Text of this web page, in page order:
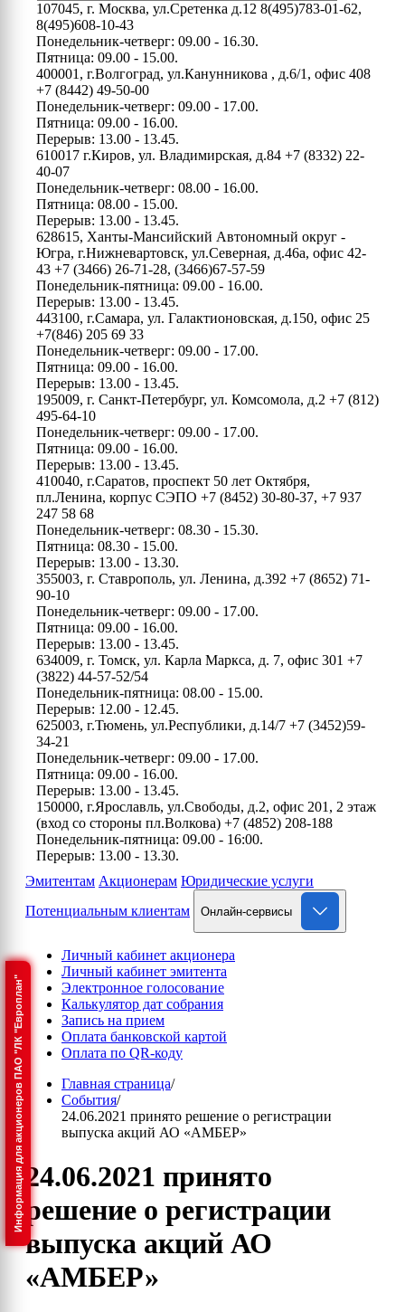
Информация для акционеров ПАО "ЛК "Европлан"
107045, г. Москва, ул.Сретенка д.12 8(495)783-01-62,
8(495)608-10-43
Понедельник-четверг: 09.00 - 16.30.
Пятница: 09.00 - 15.00.
400001, г.Волгоград, ул.Канунникова , д.6/1, офис 408
+7 (8442) 49-50-00
Понедельник-четверг: 09.00 - 17.00.
Пятница: 09.00 - 16.00.
Перерыв: 13.00 - 13.45.
610017 г.Киров, ул. Владимирская, д.84 +7 (8332) 22-
40-07
Понедельник-четверг: 08.00 - 16.00.
Пятница: 08.00 - 15.00.
Перерыв: 13.00 - 13.45.
628615, Ханты-Мансийский Автономный округ -
Югра, г.Нижневартовск, ул.Северная, д.46а, офис 42-
43 +7 (3466) 26-71-28, (3466)67-57-59
Понедельник-пятница: 09.00 - 16.00.
Перерыв: 13.00 - 13.45.
443100, г.Самара, ул. Галактионовская, д.150, офис 25
+7(846) 205 69 33
Понедельник-четверг: 09.00 - 17.00.
Пятница: 09.00 - 16.00.
Перерыв: 13.00 - 13.45.
195009, г. Санкт-Петербург, ул. Комсомола, д.2 +7 (812)
495-64-10
Понедельник-четверг: 09.00 - 17.00.
Пятница: 09.00 - 16.00.
Перерыв: 13.00 - 13.45.
410040, г.Саратов, проспект 50 лет Октября,
пл.Ленина, корпус СЭПО +7 (8452) 30-80-37, +7 937
247 58 68
Понедельник-четверг: 08.30 - 15.30.
Пятница: 08.30 - 15.00.
Перерыв: 13.00 - 13.30.
355003, г. Ставрополь, ул. Ленина, д.392 +7 (8652) 71-
90-10
Понедельник-четверг: 09.00 - 17.00.
Пятница: 09.00 - 16.00.
Перерыв: 13.00 - 13.45.
634009, г. Томск, ул. Карла Маркса, д. 7, офис 301 +7
(3822) 44-57-52/54
Понедельник-пятница: 08.00 - 15.00.
Перерыв: 12.00 - 12.45.
625003, г.Тюмень, ул.Республики, д.14/7 +7 (3452)59-
34-21
Понедельник-четверг: 09.00 - 17.00.
Пятница: 09.00 - 16.00.
Перерыв: 13.00 - 13.45.
150000, г.Ярославль, ул.Свободы, д.2, офис 201, 2 этаж
(вход со стороны пл.Волкова) +7 (4852) 208-188
Понедельник-пятница: 09.00 - 16:00.
Перерыв: 13.00 - 13.30.
Эмитентам Акционерам Юридические услуги
Потенциальным клиентам
Онлайн-сервисы
Личный кабинет акционера
Личный кабинет эмитента
Электронное голосование
Калькулятор дат собрания
Запись на прием
Оплата банковской картой
Оплата по QR-коду
Главная страница/
События/
24.06.2021 принято решение о регистрации
выпуска акций АО «АМБЕР»
24.06.2021 принято
решение о регистрации
выпуска акций АО
«АМБЕР»